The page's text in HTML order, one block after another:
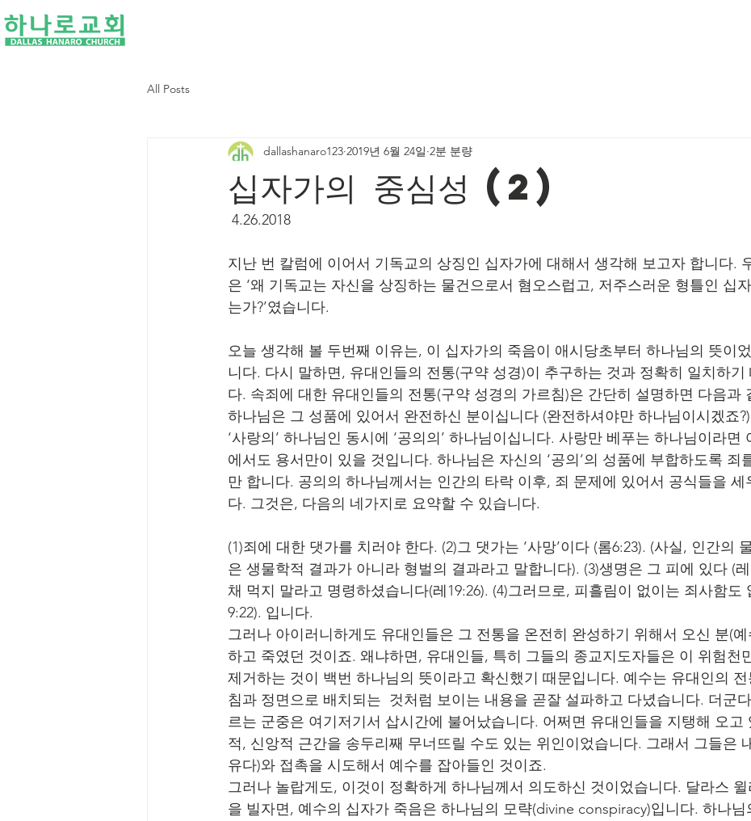
All Posts
십자가의 중심성 (2)
dallashanaro123 2019년 6월 24일 2분 분량
4.26.2018
지난 번 칼럼에 이어서 기독교의 상징인 십자가에 대해서 생각해 보고자 합니다.
은 ‘왜 기독교는 자신을 상징하는 물건으로서 혐오스럽고, 저주스러운 형틀인 십
는가?’였습니다.
오늘 생각해 볼 두번째 이유는, 이 십자가의 죽음이 애시당초부터 하나님의 뜻이
니다. 다시 말하면, 유대인들의 전통(구약 성경)이 추구하는 것과 정확히 일치하기
다. 속죄에 대한 유대인들의 전통(구약 성경의 가르침)은 간단히 설명하면 다음과
하나님은 그 성품에 있어서 완전하신 분이십니다 (완전하셔야만 하나님이시겠죠
‘사랑의’ 하나님인 동시에 ‘공의의’ 하나님이십니다. 사랑만 베푸는 하나님이라면
에서도 용서만이 있을 것입니다. 하나님은 자신의 ‘공의’의 성품에 부합하도록 죄
만 합니다. 공의의 하나님께서는 인간의 타락 이후, 죄 문제에 있어서 공식들을 세
다. 그것은, 다음의 네가지로 요약할 수 있습니다.
(1)죄에 대한 댓가를 치러야 한다. (2)그 댓가는 ‘사망’이다 (롬6:23). (사실, 인간의
은 생물학적 결과가 아니라 형벌의 결과라고 말합니다). (3)생명은 그 피에 있다 (레
채 먹지 말라고 명령하셨습니다(레19:26). (4)그러므로, 피흘림이 없이는 죄사함도
9:22). 입니다.
그러나 아이러니하게도 유대인들은 그 전통을 온전히 완성하기 위해서 오신 분(예
하고 죽였던 것이죠. 왜냐하면, 유대인들, 특히 그들의 종교지도자들은 이 위험천
제거하는 것이 백번 하나님의 뜻이라고 확신했기 때문입니다. 예수는 유대인의
침과 정면으로 배치되는  것처럼 보이는 내용을 곧잘 설파하고 다녔습니다. 더군
르는 군중은 여기저기서 삽시간에 불어났습니다. 어쩌면 유대인들을 지탱해 오고
적, 신앙적 근간을 송두리째 무너뜨릴 수도 있는 위인이었습니다. 그래서 그들은
유다)와 접촉을 시도해서 예수를 잡아들인 것이죠.
그러나 놀랍게도, 이것이 정확하게 하나님께서 의도하신 것이었습니다. 달라스
을 빌자면, 예수의 십자가 죽음은 하나님의 모략(divine conspiracy)입니다. 하나님